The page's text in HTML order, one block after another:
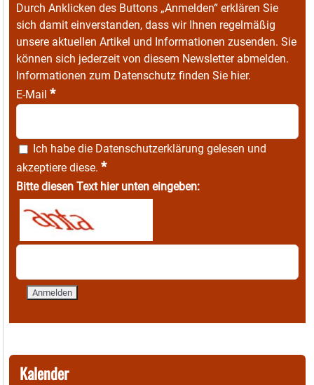
Durch Anklicken des Buttons „Anmelden“ erklären Sie
sich damit einverstanden, dass wir Ihnen regelmäßig
unsere aktuellen Artikel und Informationen zusenden. Sie
können sich jederzeit von diesem Newsletter abmelden.
Informationen zum Datenschutz finden Sie hier.
E-Mail *
Ich habe die Datenschutzerklärung gelesen und
akzeptiere diese. *
Bitte diesen Text hier unten eingeben:
Kalender